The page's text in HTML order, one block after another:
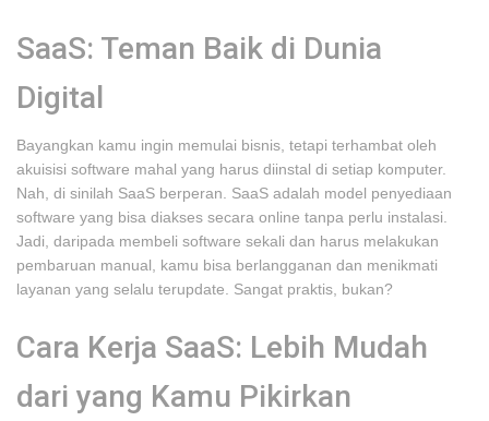
SaaS: Teman Baik di Dunia
Digital
Bayangkan kamu ingin memulai bisnis, tetapi terhambat oleh
akuisisi software mahal yang harus diinstal di setiap komputer.
Nah, di sinilah SaaS berperan. SaaS adalah model penyediaan
software yang bisa diakses secara online tanpa perlu instalasi.
Jadi, daripada membeli software sekali dan harus melakukan
pembaruan manual, kamu bisa berlangganan dan menikmati
layanan yang selalu terupdate. Sangat praktis, bukan?
Cara Kerja SaaS: Lebih Mudah
dari yang Kamu Pikirkan